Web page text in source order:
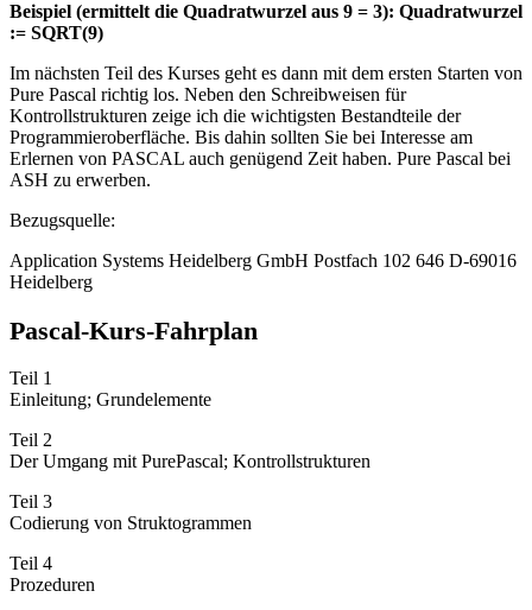
Beispiel (ermittelt die Quadratwurzel aus 9 = 3): Quadratwurzel
:= SQRT(9)
Im nächsten Teil des Kurses geht es dann mit dem ersten Starten von
Pure Pascal richtig los. Neben den Schreibweisen für
Kontrollstrukturen zeige ich die wichtigsten Bestandteile der
Programmieroberfläche. Bis dahin sollten Sie bei Interesse am
Erlernen von PASCAL auch genügend Zeit haben. Pure Pascal bei
ASH zu erwerben.
Bezugsquelle:
Application Systems Heidelberg GmbH Postfach 102 646 D-69016
Heidelberg
Pascal-Kurs-Fahrplan
Teil 1
Einleitung; Grundelemente
Teil 2
Der Umgang mit PurePascal; Kontrollstrukturen
Teil 3
Codierung von Struktogrammen
Teil 4
Prozeduren